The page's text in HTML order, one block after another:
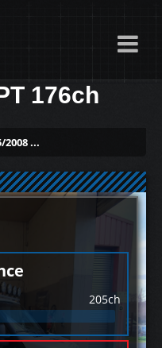
176ch
2008 ...
205ch